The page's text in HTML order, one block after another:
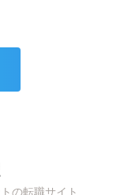
の転職サイト